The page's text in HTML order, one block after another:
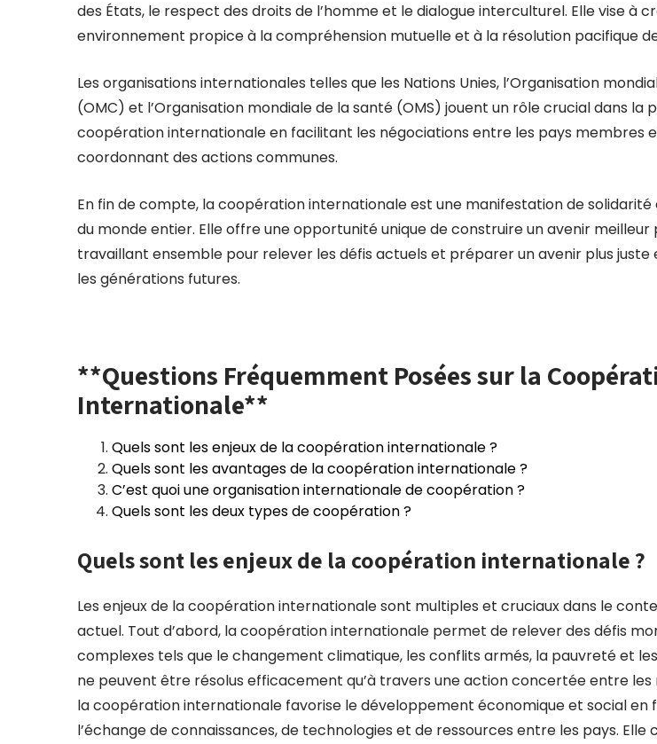
des États, le respect des droits de l’homme et le dialogue interculturel. Elle vise à
environnement propice à la compréhension mutuelle et à la résolution pacifique
Les organisations internationales telles que les Nations Unies, l’Organisation
(OMC) et l’Organisation mondiale de la santé (OMS) jouent un rôle crucial dans la
coopération internationale en facilitant les négociations entre les pays membres
coordonnant des actions communes.
En fin de compte, la coopération internationale est une manifestation de solidarité
du monde entier. Elle offre une opportunité unique de construire un avenir meilleur
travaillant ensemble pour relever les défis actuels et préparer un avenir plus juste
les générations futures.
**Questions Fréquemment Posées sur la
Internationale**
Quels sont les enjeux de la coopération internationale ?
Quels sont les avantages de la coopération internationale ?
C’est quoi une organisation internationale de coopération ?
Quels sont les deux types de coopération ?
Quels sont les enjeux de la coopération internationale ?
Les enjeux de la coopération internationale sont multiples et cruciaux dans le
actuel. Tout d’abord, la coopération internationale permet de relever des défis
complexes tels que le changement climatique, les conflits armés, la pauvreté et
ne peuvent être résolus efficacement qu’à travers une action concertée entre les
la coopération internationale favorise le développement économique et social en
l’échange de connaissances, de technologies et de ressources entre les pays. Elle